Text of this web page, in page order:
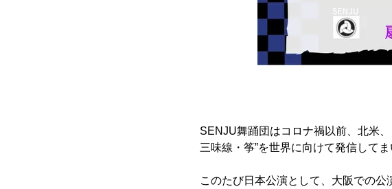
SENJU舞踊団はコロナ禍以前、北米
三味線・筝”を世界に向けて発信してま
このたび日本公演として、大阪での公